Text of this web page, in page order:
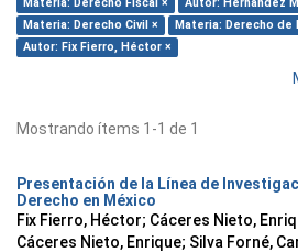
Materia: Derecho Civil ×
Materia: Derecho de
Autor: Fix Fierro, Héctor ×
Mostrando ítems 1-1 de 1
Presentación de la Línea de
Derecho en México
Fix Fierro, Héctor; Cáceres Nieto,
Cáceres Nieto, Enrique; Silva Forné,